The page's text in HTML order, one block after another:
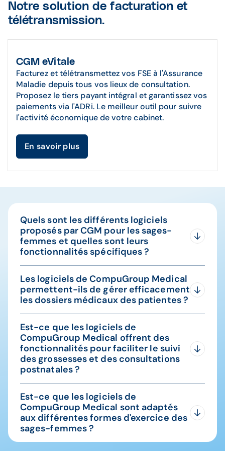
Notre solution de facturation et
télétransmission.
CGM eVitale
Facturez et télétransmettez vos FSE à l'Assurance
Maladie depuis tous vos lieux de consultation.
Proposez le tiers payant intégral et garantissez vos
paiements via l'ADRi. Le meilleur outil pour suivre
l'activité économique de votre cabinet.
En savoir plus
Quels sont les différents logiciels
proposés par CGM pour les sages-
femmes et quelles sont leurs
fonctionnalités spécifiques ?
adaptés aux sages-femmes dont AxiSanté et
HelloDoc, ou ActeurCS pour celles qui pratiquent
en structure exercice coordonné.
Leurs principales fonctionnalités incluent la
gestion des dossiers médicaux des patientes, le
suivi de grossesse, la planification des rendez-
vous, la facturation des actes médicaux et la
télétransmission des Feuilles de Soins
Les logiciels de CompuGroup Medical
permettent-ils de gérer efficacement
les dossiers médicaux des patientes ?
conçus pour permettre une gestion efficace des
dossiers médicaux des patientes. CGM propose
des solutions spécifiques adaptées aux
différents professionnels de santé, y compris les
sages-femmes, pour les aider à gérer les
dossiers médicaux de manière sécurisée et
organisée.
Avec les logiciels CompuGroup Medical, les
sages-femmes peuvent :
Est-ce que les logiciels de
CompuGroup Medical offrent des
fonctionnalités pour faciliter le suivi
des grossesses et des consultations
postnatales ?
des fonctionnalités spécifiquement conçues pour
faciliter le suivi des grossesses et des
consultations postnatales pour les sages-
femmes.
Est-ce que les logiciels de
CompuGroup Medical sont adaptés
aux différentes formes d'exercice des
sages-femmes ?